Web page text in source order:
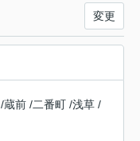
変更
/蔵前 /二番町 /浅草 /